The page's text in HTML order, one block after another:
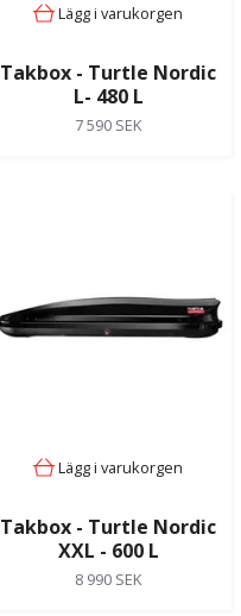
Lägg i varukorgen
Takbox - Turtle Nordic
L- 480 L
7 590 SEK
Lägg i varukorgen
Takbox - Turtle Nordic
XXL - 600 L
8 990 SEK